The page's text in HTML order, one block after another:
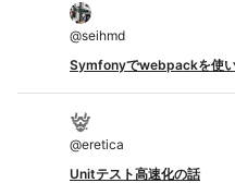
@seihmd
Symfonyでwebpackを使
@eretica
Unitテスト高速化の話